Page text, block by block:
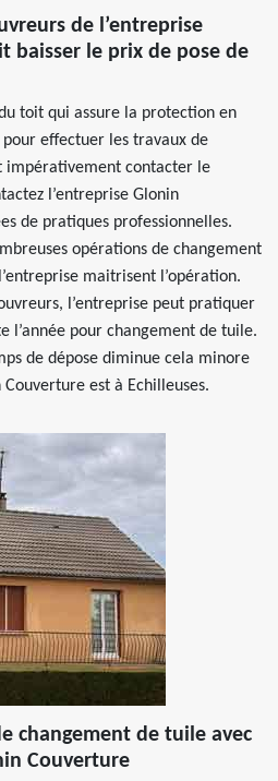
de l’entreprise
baisser le prix de pose de
toit qui assure la protection en
effectuer les travaux de
impérativement contacter le
l’entreprise Glonin
de pratiques professionnelles.
opérations de changement
maitrisent l’opération.
l’entreprise peut pratiquer
l’année pour changement de tuile.
de dépose diminue cela minore
Couverture est à Echilleuses.
changement de tuile avec
Couverture